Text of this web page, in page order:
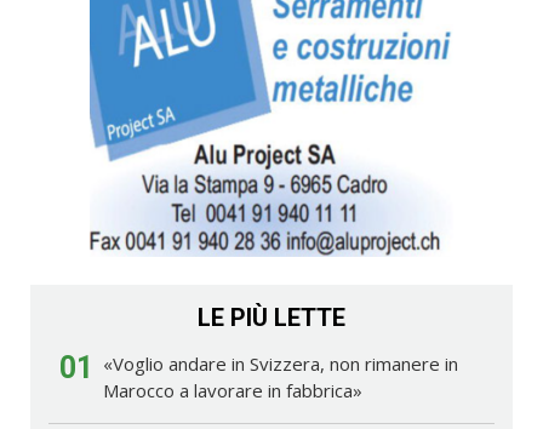
LE PIÙ LETTE
01
«Voglio andare in Svizzera, non rimanere in
Marocco a lavorare in fabbrica»